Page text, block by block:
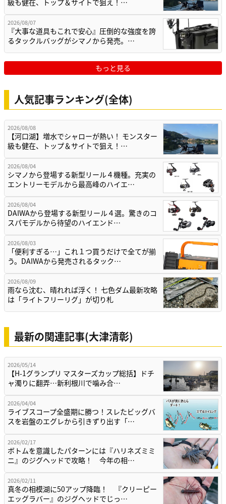
2026/08/07
『大事な道具もこれで安心』圧倒的な強度を誇
るタックルバッグがシマノから発売。…
もっと見る
人気記事ランキング(全体)
2026/08/08
【河口湖】増水でシャローが熱い！ モンスター
級も健在、トップ＆サイトで狙え！…
2026/08/04
シマノから登場する新型リール４機種。充実の
エントリーモデルから最高峰のハイエ…
2026/08/04
DAIWAから登場する新型リール４選。驚きのコ
スパモデルから待望のハイエンド…
2026/08/03
「便利すぎる…」これ１つ買うだけで全てが揃
う。DAIWAから発売されるタック…
2026/08/09
雨なら沈む、晴れれば浮く！ 七色ダム最新攻略
は「ライトフリーリグ」が切り札
最新の関連記事(大津清彰)
2026/05/14
【H-1グランプリ マスターズカップ総括】ドチ
ャ濁りに翻弄…新利根川で噛み合…
2026/04/04
ライブスコープ全盛期に勝つ！スレたビッグバ
スを岩盤のエグレから引きずり出す「…
2026/02/17
ボトムを意識したパターンには『ハリネズミミ
ニ』のジグヘッドで攻略！ 今年の相…
2026/02/11
真冬の相模湖に50アップ降臨！ 『クリーピー
エッグラバー』のジグヘッドでじっ…